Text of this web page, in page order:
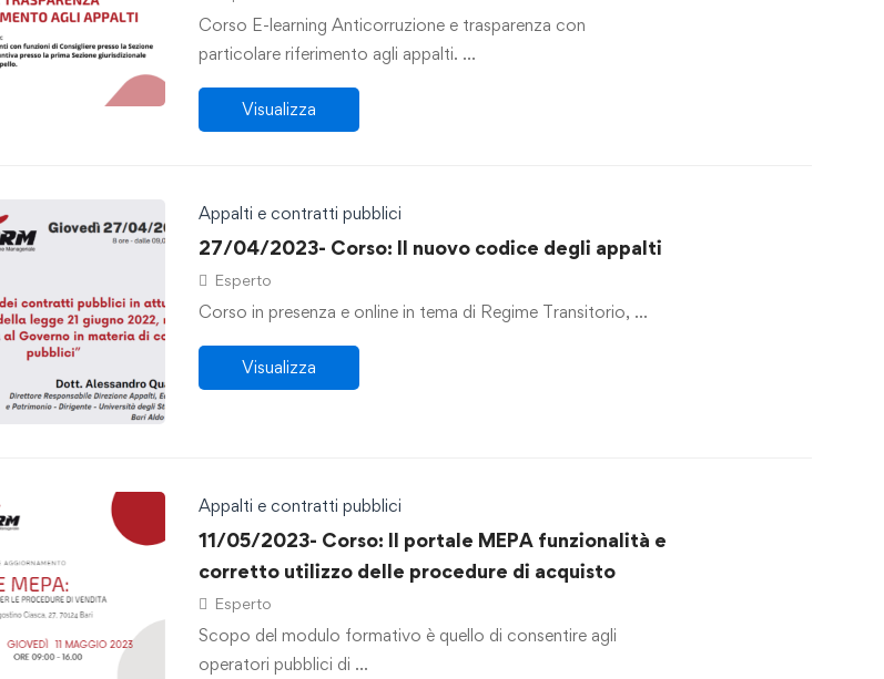
Corso E-learning Anticorruzione e trasparenza con
particolare riferimento agli appalti. …
Visualizza
Appalti e contratti pubblici
27/04/2023- Corso: Il nuovo codice degli appalti
Esperto
Corso in presenza e online in tema di Regime Transitorio, …
Visualizza
Appalti e contratti pubblici
11/05/2023- Corso: Il portale MEPA funzionalità e
corretto utilizzo delle procedure di acquisto
Esperto
Scopo del modulo formativo è quello di consentire agli
operatori pubblici di …